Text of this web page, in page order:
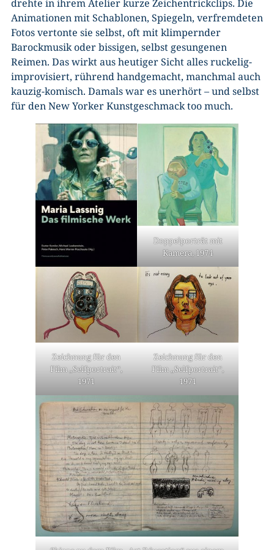
drehte in ihrem Atelier kurze Zeichentrickclips. Die
Animationen mit Schablonen, Spiegeln, verfremdeten
Fotos vertonte sie selbst, oft mit klimpernder
Barockmusik oder bissigen, selbst gesungenen
Reimen. Das wirkt aus heutiger Sicht alles ruckelig-
improvisiert, rührend handgemacht, manchmal auch
kauzig-komisch. Damals war es unerhört – und selbst
für den New Yorker Kunstgeschmack too much.
Doppelporträt mit
Kamera, 1974
Zeichnung für den
Film „Selfportrait“,
1971
Zeichnung für den
Film „Selfportrait“,
1971